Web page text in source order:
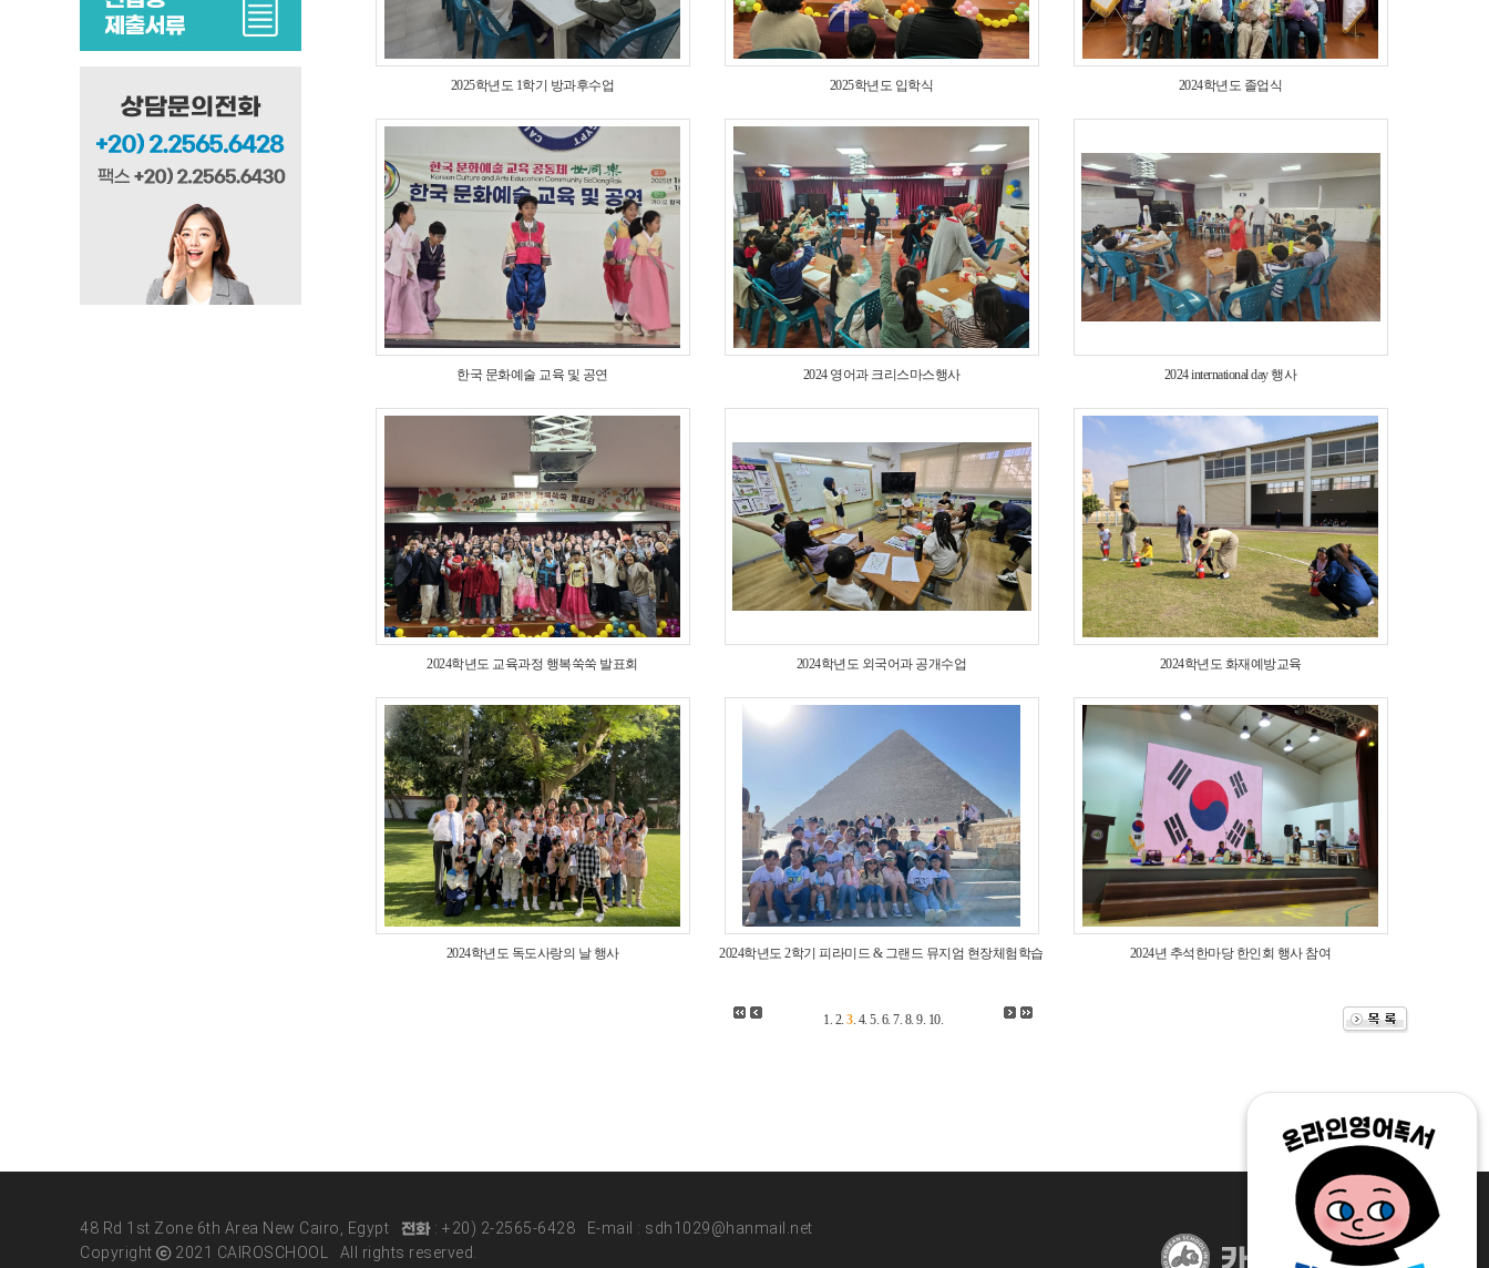
2025학년도 1학기 방과후수업 2025학년도 입학식 2024학년도 졸업식
한국 문화예술 교육 및 공연 2024 영어과 크리스마스행사 2024 international day 행사
2024학년도 교육과정 행복쑥쑥 발표회 2024학년도 외국어과 공개수업 2024학년도 화재예방교육
2024학년도 독도사랑의 날 행사 2024학년도 2학기 피라미드 & 그랜드 뮤지엄 현장체험학습 2024년 추석한마당 한인회 행사 참여
1. 2. 3. 4. 5. 6. 7. 8. 9. 10.
48 Rd 1st Zone 6th Area New Cairo, Egypt 전화 : +20) 2-2565-6428 E-mail : sdh1029@hanmail.net
Copyright ⓒ 2021 CAIROSCHOOL All rights reserved.